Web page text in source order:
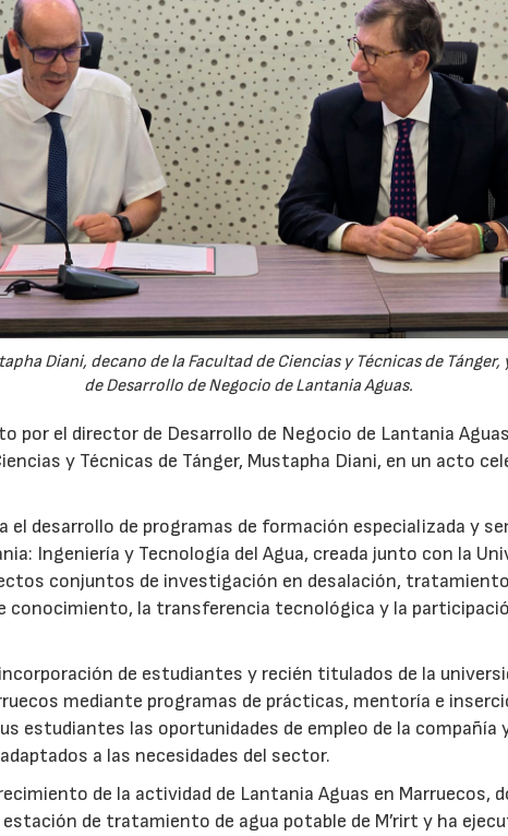
Diani, decano de la Facultad de Ciencias y Técnicas de
de Desarrollo de Negocio de Lantania Aguas.
por el director de Desarrollo de Negocio de Lantania
y Técnicas de Tánger, Mustapha Diani, en un acto
el desarrollo de programas de formación especializada y
Ingeniería y Tecnología del Agua, creada junto con la
conjuntos de investigación en desalación,
conocimiento, la transferencia tecnológica y la
de estudiantes y recién titulados de la
mediante programas de prácticas, mentoría e
estudiantes las oportunidades de empleo de la compañía
a las necesidades del sector.
de la actividad de Lantania Aguas en Marruecos,
de tratamiento de agua potable de M’rirt y ha